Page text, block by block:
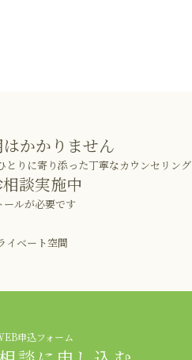
かかりません
とりに寄り添った丁寧なカウンセリング
談実施中
ルが必要です
イベート空間
申込フォーム